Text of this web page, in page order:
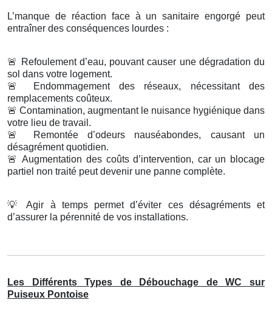
L’manque de réaction face à un sanitaire engorgé peut
entraîner des conséquences lourdes :
🚨
Refoulement d’eau, pouvant causer une dégradation du
sol dans votre logement.
🚨
Endommagement des réseaux, nécessitant des
remplacements coûteux.
🚨 Contamination, augmentant le nuisance hygiénique dans
votre lieu de travail.
🚨
Remontée d’odeurs nauséabondes, causant un
désagrément quotidien.
🚨 Augmentation des coûts d’intervention, car un blocage
partiel non traité peut devenir une panne complète.
💡
Agir à temps permet d’éviter ces désagréments et
d’assurer la pérennité de vos installations.
Les Différents Types de Débouchage de WC sur
Puiseux Pontoise